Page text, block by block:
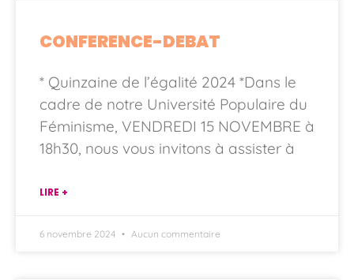
CONFERENCE-DEBAT
* Quinzaine de l’égalité 2024 *Dans le
cadre de notre Université Populaire du
Féminisme, VENDREDI 15 NOVEMBRE à
18h30, nous vous invitons à assister à
LIRE +
6 novembre 2024 Aucun commentaire